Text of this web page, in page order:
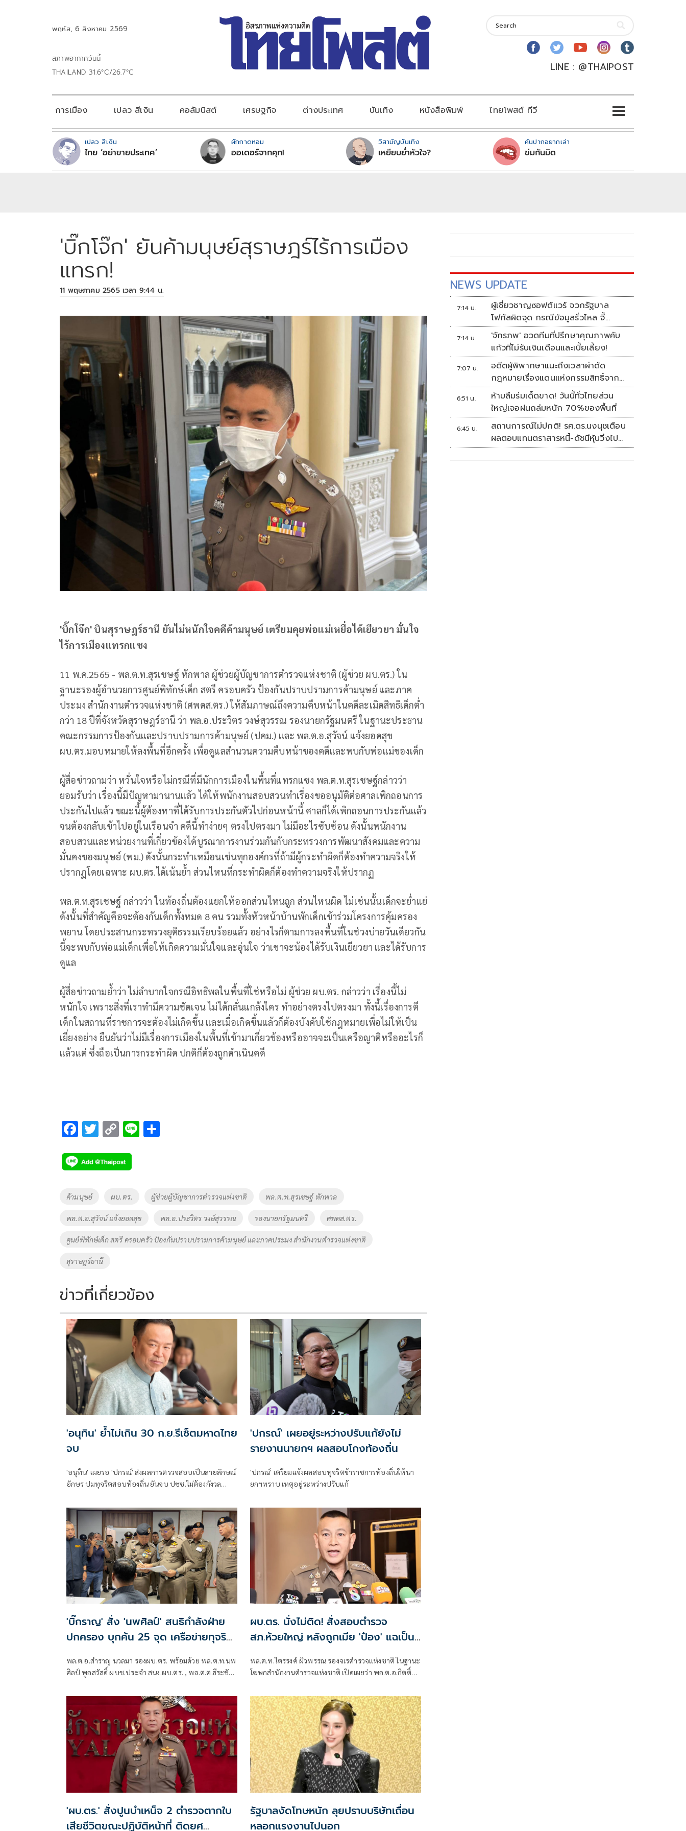
พฤหัส, 6 สิงหาคม 2569
สภาพอากาศวันนี้
THAILAND 31.6°C/26.7°C
LINE : @THAIPOST
การเมือง เปลว สีเงิน คอลัมนิสต์ เศรษฐกิจ ต่างประเทศ บันเทิง หนังสือพิมพ์ ไทยโพสต์ ทีวี
เปลว สีเงิน
ไทย ‘อย่าขายประเทศ’
ผักกาดหอม
ออเดอร์จากคุก!
วิสามัญบันเทิง
เหยียบย่ำหัวใจ?
คันปากอยากเล่า
ข่มกันมิด
'บิ๊กโจ๊ก' ยันค้ามนุษย์สุราษฎร์ไร้การเมือง
แทรก!
11 พฤษภาคม 2565 เวลา 9:44 น.
'บิ๊กโจ๊ก' บินสุราษฎร์ธานี ยันไม่หนักใจคดีค้ามนุษย์ เตรียมคุยพ่อแม่เหยื่อได้เยียวยา มั่นใจ
ไร้การเมืองแทรกแซง
11 พ.ค.2565 - พล.ต.ท.สุรเชษฐ์ หักพาล ผู้ช่วยผู้บัญชาการตำรวจแห่งชาติ (ผู้ช่วย ผบ.ตร.) ใน
ฐานะรองผู้อำนวยการศูนย์พิทักษ์เด็ก สตรี ครอบครัว ป้องกันปราบปรามการค้ามนุษย์ และภาค
ประมง สำนักงานตำรวจแห่งชาติ (ศพดส.ตร.) ให้สัมภาษณ์ถึงความคืบหน้าในคดีละเมิดสิทธิเด็กต่ำ
กว่า 18 ปีที่จังหวัดสุราษฎร์ธานี ว่า พล.อ.ประวิตร วงษ์สุวรรณ รองนายกรัฐมนตรี ในฐานะประธาน
คณะกรรมการป้องกันและปราบปรามการค้ามนุษย์ (ปคม.) และ พล.ต.อ.สุวัจน์ แจ้งยอดสุข
ผบ.ตร.มอบหมายให้ลงพื้นที่อีกครั้ง เพื่อดูแลสำนวนความคืบหน้าของคดีและพบกับพ่อแม่ของเด็ก
ผู้สื่อข่าวถามว่า หวั่นใจหรือไม่กรณีที่มีนักการเมืองในพื้นที่แทรกแซง พล.ต.ท.สุรเชษฐ์กล่าวว่า
ยอมรับว่า เรื่องนี้มีปัญหามานานแล้ว ได้ให้พนักงานสอบสวนทำเรื่องขออนุมัติต่อศาลเพิกถอนการ
ประกันไปแล้ว ขณะนี้ผู้ต้องหาที่ได้รับการประกันตัวไปก่อนหน้านี้ ศาลก็ได้เพิกถอนการประกันแล้ว
จนต้องกลับเข้าไปอยู่ในเรือนจำ คดีนี้ทำง่ายๆ ตรงไปตรงมา ไม่มีอะไรซับซ้อน ดังนั้นพนักงาน
สอบสวนและหน่วยงานที่เกี่ยวข้องได้บูรณาการงานร่วมกันกับกระทรวงการพัฒนาสังคมและความ
มั่นคงของมนุษย์ (พม.) ดังนั้นกระทำเหมือนเช่นทุกองค์กรที่ถ้ามีผู้กระทำผิดก็ต้องทำความจริงให้
ปรากฏโดยเฉพาะ ผบ.ตร.ได้เน้นย้ำ ส่วนไหนที่กระทำผิดก็ต้องทำความจริงให้ปรากฏ
พล.ต.ท.สุรเชษฐ์ กล่าวว่า ในท้องถิ่นต้องแยกให้ออกส่วนไหนถูก ส่วนไหนผิด ไม่เช่นนั้นเด็กจะย่ำแย่
ดังนั้นที่สำคัญคือจะต้องกันเด็กทั้งหมด 8 คน รวมทั้งหัวหน้าบ้านพักเด็กเข้าร่วมโครงการคุ้มครอง
พยาน โดยประสานกระทรวงยุติธรรมเรียบร้อยแล้ว อย่างไรก็ตามการลงพื้นที่ในช่วงบ่ายวันเดียวกัน
นี้จะพบกับพ่อแม่เด็กเพื่อให้เกิดความมั่นใจและอุ่นใจ ว่าเขาจะน้องได้รับเงินเยียวยา และได้รับการ
ดูแล
ผู้สื่อข่าวถามย้ำว่า ไม่ลำบากใจกรณีอิทธิพลในพื้นที่ใช่หรือไม่ ผู้ช่วย ผบ.ตร. กล่าวว่า เรื่องนี้ไม่
หนักใจ เพราะสิ่งที่เราทำมีความชัดเจน ไม่ได้กลั่นแกล้งใคร ทำอย่างตรงไปตรงมา ทั้งนี้เรื่องการตี
เด็กในสถานที่ราชการจะต้องไม่เกิดขึ้น และเมื่อเกิดขึ้นแล้วก็ต้องบังคับใช้กฎหมายเพื่อไม่ให้เป็น
เยี่ยงอย่าง ยืนยันว่าไม่มีเรื่องการเมืองในพื้นที่เข้ามาเกี่ยวข้องหรืออาจจะเป็นเครือญาติหรืออะไรก็
แล้วแต่ ซึ่งถือเป็นการกระทำผิด ปกติก็ต้องถูกดำเนินคดี
F
e
b
o
k
T
tt
er
C
p
y
Li
k
Li
Tags
ค้ามนุษย์ ผบ.ตร. ผู้ช่วยผู้บัญชาการตำรวจแห่งชาติ พล.ต.ท.สุรเชษฐ์ หักพาล
พล.ต.อ.สุวัจน์ แจ้งยอดสุข พล.อ.ประวิตร วงษ์สุวรรณ รองนายกรัฐมนตรี ศพดส.ตร.
ศูนย์พิทักษ์เด็ก สตรี ครอบครัว ป้องกันปราบปรามการค้ามนุษย์ และภาคประมง สำนักงานตำรวจแห่งชาติ
สุราษฎร์ธานี
ข่าวที่เกี่ยวข้อง
'อนุทิน' ย้ำไม่เกิน 30 ก.ย.รีเซ็ตมหาดไทย
จบ
'อนุทิน' เผยรอ 'ปกรณ์' ส่งผลการตรวจสอบเป็นลายลักษณ์
อักษร ปมทุจริตสอบท้องถิ่น ยันจบ ปชช.ไม่ต้องกังวล
บอกไม่มีใครวิ่งเต้นได้ ชี้รีเซ็ต มท.จบใน ก.ย.นี้
'ปกรณ์' เผยอยู่ระหว่างปรับแก้ยังไม่
รายงานนายกฯ ผลสอบโกงท้องถิ่น
'ปกรณ์' เตรียมแจ้งผลสอบทุจริตข้าราชการท้องถิ่นให้นา
ยกฯทราบ เหตุอยู่ระหว่างปรับแก้
'บิ๊กราญ' สั่ง 'นพศิลป์' สนธิกำลังฝ่าย
ปกครอง บุกค้น 25 จุด เครือข่ายทุจริต
พล.ต.อ.สำราญ นวลมา รองผบ.ตร. พร้อมด้วย พล.ต.ท.นพ
ศิลป์ พูลสวัสดิ์ ผบช.ประจำ สนง.ผบ.ตร. , พล.ต.ต.ธีระชัย
ผบ.ตร. นั่งไม่ติด! สั่งสอบตำรวจ
สภ.ห้วยใหญ่ หลังถูกเมีย 'ป๋อง' แฉเป็น
พล.ต.ท.ไตรรงค์ ผิวพรรณ รองจเรตำรวจแห่งชาติ ในฐานะ
โฆษกสำนักงานตำรวจแห่งชาติ เปิดเผยว่า พล.ต.อ.กิตติ์รัฐ
เร่งตรวจสอบข้อเท็จกรณีมีการกล่าวอ้างว่า นายฑนาฯ หรือ
ป๋อง
'ผบ.ตร.' สั่งปูนบำเหน็จ 2 ตำรวจตากใบ
เสียชีวิตขณะปฏิบัติหน้าที่ ติดยศ
รัฐบาลงัดโทษหนัก ลุยปราบบริษัทเถื่อน
หลอกแรงงานไปนอก
NEWS UPDATE
7:14 น.
ผู้เชี่ยวชาญซอฟต์แวร์ จวกรัฐบาล
โฟกัสผิดจุด กรณีข้อมูลรั่วไหล จี้
เอาผิดผู้ควบคุม-เจ้าของระบบตาม
กฎหมาย PDPA
7:14 น.
'จักรภพ' อวดทีมที่ปรึกษาคุณภาพคับ
แก้วที่ไม่รับเงินเดือนและเบี้ยเลี้ยง!
7:07 น.
อดีตผู้พิพากษาแนะถึงเวลาผ่าตัด
กฎหมายเรื่องแดนแห่งกรรมสิทธิ์จาก
สวรรค์ถึงนรก!
6:51 น.
ห้ามลืมร่มเด็ดขาด! วันนี้ทั่วไทยส่วน
ใหญ่เจอฝนถล่มหนัก 70%ของพื้นที่
6:45 น.
สถานการณ์ไม่ปกติ! รศ.ดร.นงนุชเตือน
ผลตอบแทนตราสารหนี้-ดัชนีหุ้นวิ่งไป
ทิศเดียวกัน